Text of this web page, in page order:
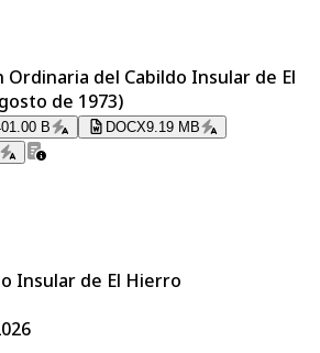
Ordinaria del Cabildo Insular de El
de 1973)
B DOCX9.19 MB
Insular de El Hierro